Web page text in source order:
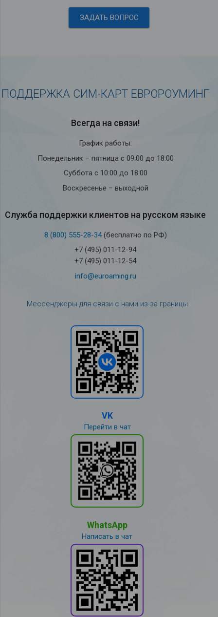
ЗАДАТЬ ВОПРОС
ПОДДЕРЖКА СИМ-КАРТ ЕВРОРОУМИНГ
Всегда на связи!
График работы:
Понедельник – пятница с 09:00 до 18:00
Суббота с 10:00 до 18:00
Воскресенье – выходной
Служба под­держки кли­ен­тов на рус­ском языке
8 (800) 555-28-34(бесплатно по РФ)
+7 (495) 011-12-94
+7 (495) 011-12-54
info@euroaming.ru
Мессенджеры для связи с нами из-за границы
VK
Перейти в чат
WhatsApp
Написать в чат